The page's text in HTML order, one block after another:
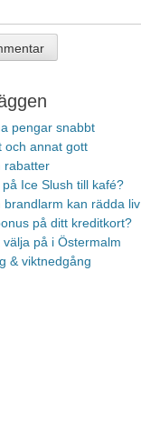
pengar snabbt
och annat gott
rabatter
Ice Slush till kafé?
brandlarm kan rädda liv
på ditt kreditkort?
på i Östermalm
& viktnedgång